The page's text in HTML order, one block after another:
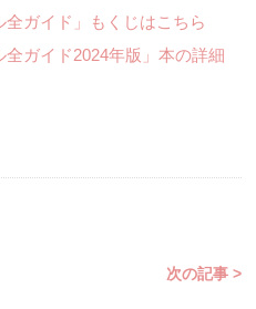
全ガイド」もくじはこちら
全ガイド2024年版」本の詳細
次の記事 >